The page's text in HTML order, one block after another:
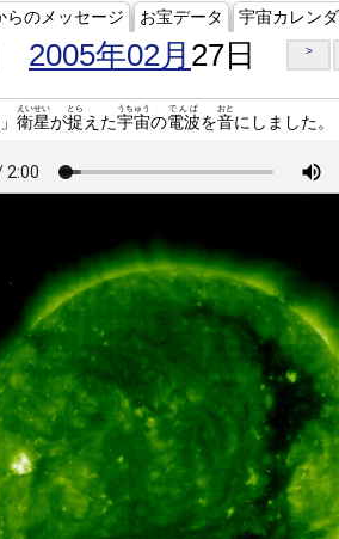
らのメッセージ お宝データ 宇宙カレン
2005年02月 27日 >
衛星
えいせい
が捉
とら
えた宇宙
うちゅう
の電波
でんぱ
を音
おと
にしました。